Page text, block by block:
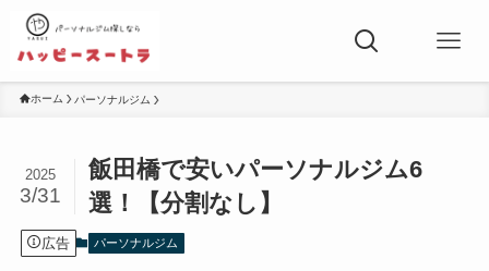
ホーム パーソナルジム
飯田橋で安いパーソナルジム6
選！【分割なし】
2025
3/31
広告 パーソナルジム